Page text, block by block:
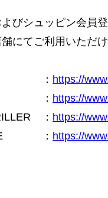
びシュッピン会員
にてご利用いただけ
： https://
： https://
： https://
： https://